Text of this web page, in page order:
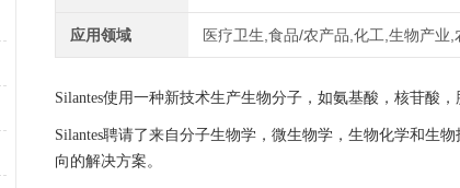
应用领域 医疗卫生,食品/农产品,化工,生物产业,
Silantes使用一种新技术生产生物分子，如氨基酸，核苷酸
Silantes聘请了来自分子生物学，微生物学，生物化学和生
向的解决方案。